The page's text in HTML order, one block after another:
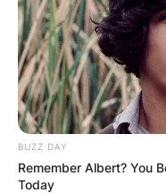
BUZZ DAY
Remember Albert? You
Today